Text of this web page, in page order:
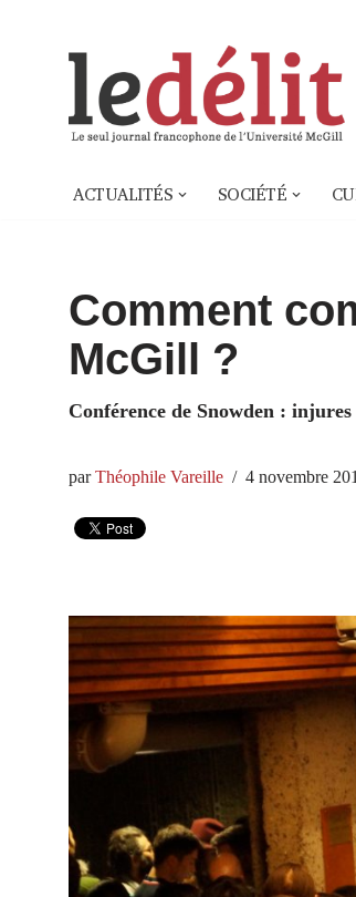
ACTUALITÉS SOCIÉTÉ
Comment
McGill ?
Conférence de Snowden :
parThéophile Vareille 4 novembre